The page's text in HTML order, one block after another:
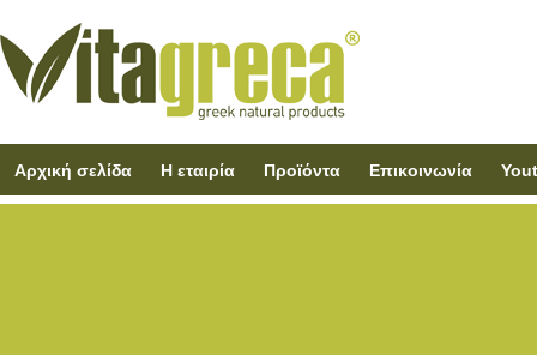
Αρχική σελίδα Η εταιρία Προϊόντα Επικοινωνία